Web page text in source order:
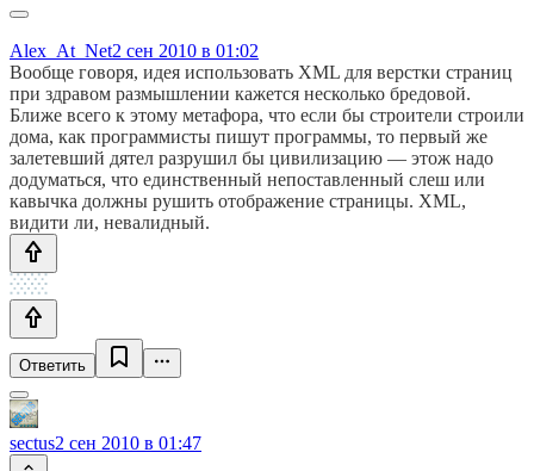
Alex_At_Net2 сен 2010 в 01:02
Вообще говоря, идея использовать XML для верстки страниц
при здравом размышлении кажется несколько бредовой.
Ближе всего к этому метафора, что если бы строители строили
дома, как программисты пишут программы, то первый же
залетевший дятел разрушил бы цивилизацию — этож надо
додуматься, что единственный непоставленный слеш или
кавычка должны рушить отображение страницы. XML,
видити ли, невалидный.
Ответить
sectus2 сен 2010 в 01:47